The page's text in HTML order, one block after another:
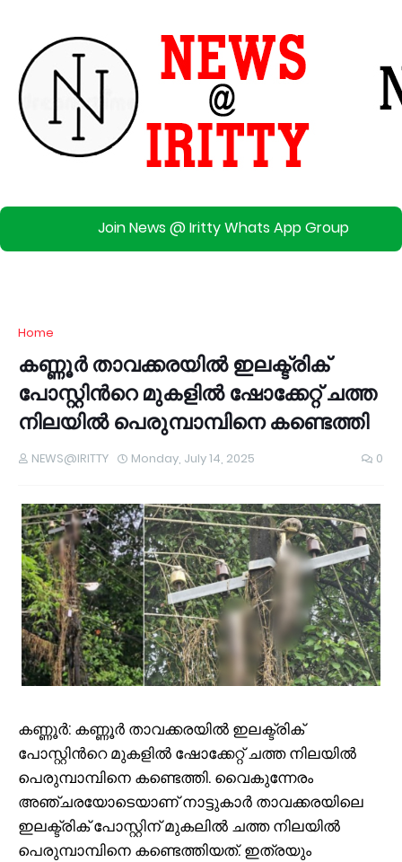
Join News @ Iritty Whats App Group
Home
കണ്ണൂർ താവക്കരയിൽ ഇലക്ട്രിക്
പോസ്റ്റിന്‍റെ മുകളിൽ ഷോക്കേറ്റ് ചത്ത
നിലയിൽ പെരുമ്പാമ്പിനെ കണ്ടെത്തി
NEWS@IRITTY Monday, July 14, 2025 0
കണ്ണൂർ: കണ്ണൂർ താവക്കരയിൽ ഇലക്ട്രിക്
പോസ്റ്റിന്‍റെ മുകളിൽ ഷോക്കേറ്റ് ചത്ത നിലയിൽ
പെരുമ്പാമ്പിനെ കണ്ടെത്തി. വൈകുന്നേരം
അഞ്ചരയോടെയാണ് നാട്ടുകാർ താവക്കരയിലെ
ഇലക്ട്രിക് പോസ്റ്റിന് മുകലിൽ ചത്ത നിലയിൽ
പെരുമ്പാമ്പിനെ കണ്ടെത്തിയത്. ഇത്രയും